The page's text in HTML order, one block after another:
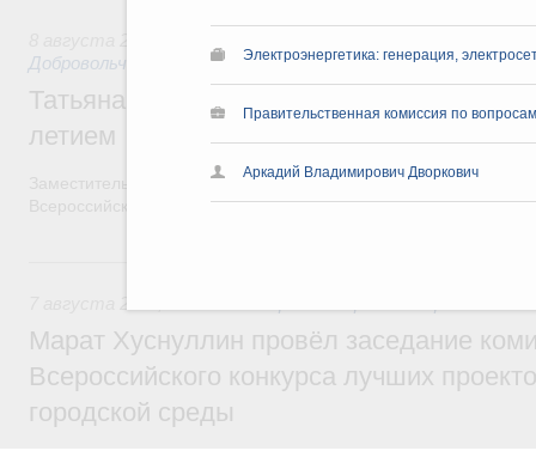
Электроэнергетика: генерация,
Правительственная комиссия по
Аркадий Владимирович Дворкович
Добровольчество и волонтёрство. Благотворительность
Татьяна Голикова поздравила
летием
Заместитель Председателя Правительства Татьяна Голикова
Всероссийского общественного движения «Волонтёры-
Марат Хуснуллин провёл заседание
Всероссийского конкурса лучших
городской среды